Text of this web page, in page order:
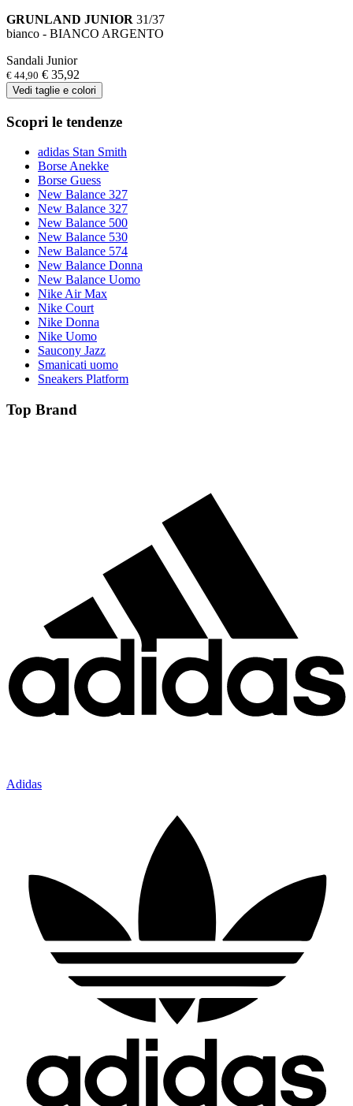
GRUNLAND JUNIOR 31/37
bianco - BIANCO ARGENTO
Sandali Junior
€ 44,90 € 35,92
Vedi taglie e colori
Scopri le tendenze
adidas Stan Smith
Borse Anekke
Borse Guess
New Balance 327
New Balance 327
New Balance 500
New Balance 530
New Balance 574
New Balance Donna
New Balance Uomo
Nike Air Max
Nike Court
Nike Donna
Nike Uomo
Saucony Jazz
Smanicati uomo
Sneakers Platform
Top Brand
Adidas